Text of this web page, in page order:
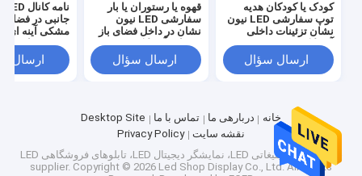
کودک یا کودکان هدیه
توپ سفارشی LED نیون
نشان تزئینات داخلی
آکریلیک DC12V
ارسال سؤال
قهوه یا رستوران یا بار
سفارشی LED نیون
نشان در داخل فضای باز
تزئینات آکریلیک DC12V
ارسال سؤال
جانبی در فضای
مشکی آینه ای
صفحه نمایش
مغازه
ارسال
خانه دربارهی ما تماس با ما
Desktop Site
نقشه سایت
Privacy Policy
چین تابلوهای تبلیغاتی LED، نمایشگر دیجیتال LED، تابلوهای فروشگاهی LED
supplier. Copyright © 2026 Led Shop Display Co., Ltd. All Rights